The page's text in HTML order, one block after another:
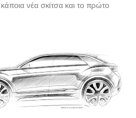
νέα σκίτσα και το πρώτο